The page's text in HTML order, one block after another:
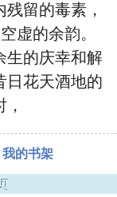
留的毒素，
虚的余韵。
生的庆幸和解
日花天酒地的
我的书架